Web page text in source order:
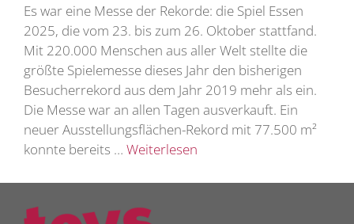
Es war eine Messe der Rekorde: die Spiel Essen
2025, die vom 23. bis zum 26. Oktober stattfand.
Mit 220.000 Menschen aus aller Welt stellte die
größte Spielemesse dieses Jahr den bisherigen
Besucherrekord aus dem Jahr 2019 mehr als ein.
Die Messe war an allen Tagen ausverkauft. Ein
neuer Ausstellungsflächen-Rekord mit 77.500 m²
konnte bereits … Weiterlesen